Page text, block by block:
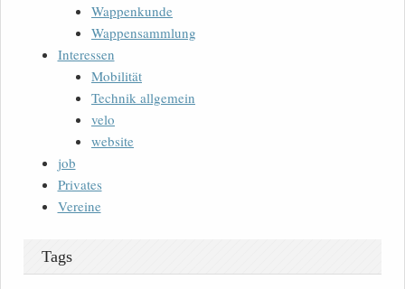
Wappenkunde
Wappensammlung
Interessen
Mobilität
Technik allgemein
velo
website
job
Privates
Vereine
Tags